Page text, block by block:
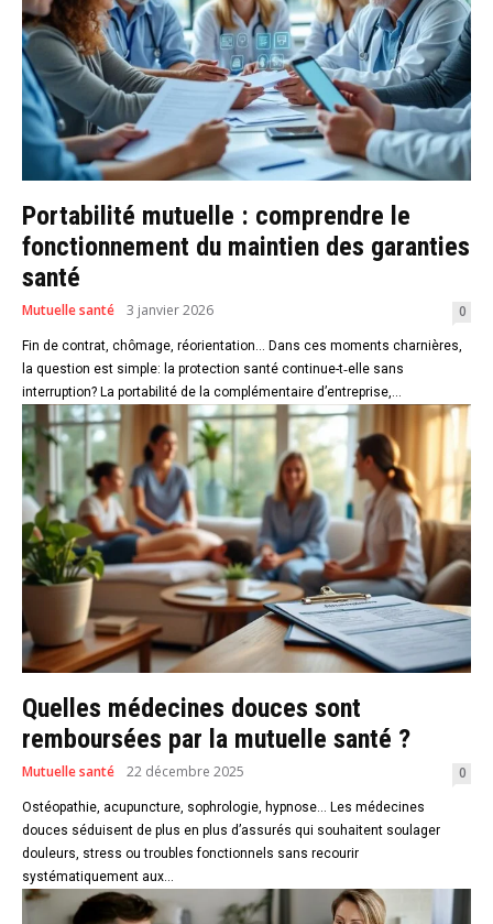
Portabilité mutuelle : comprendre le
fonctionnement du maintien des garanties
santé
Mutuelle santé 3 janvier 2026 0
Fin de contrat, chômage, réorientation… Dans ces moments charnières,
la question est simple: la protection santé continue-t‑elle sans
interruption? La portabilité de la complémentaire d’entreprise,...
Quelles médecines douces sont
remboursées par la mutuelle santé ?
Mutuelle santé 22 décembre 2025 0
Ostéopathie, acupuncture, sophrologie, hypnose… Les médecines
douces séduisent de plus en plus d’assurés qui souhaitent soulager
douleurs, stress ou troubles fonctionnels sans recourir
systématiquement aux...